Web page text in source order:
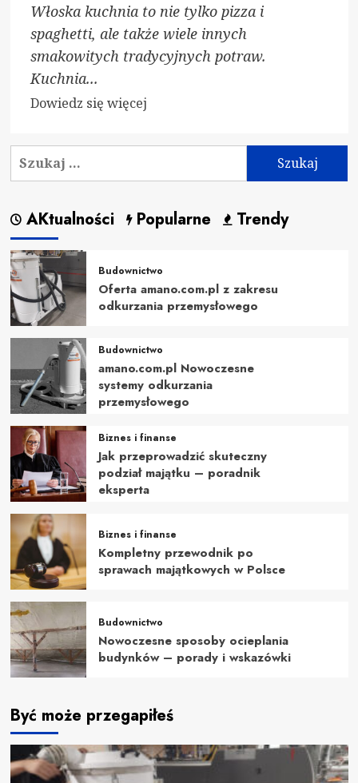
Włoska kuchnia to nie tylko pizza i
spaghetti, ale także wiele innych
smakowitych tradycyjnych potraw.
Kuchnia...
Dowiedz się więcejDowiedz
więcej
Tradycyjne
włoskiej
Szukaj:
AKtualności Popularne Trendy
Budownictwo
Oferta amano.com.pl z zakresu
odkurzania przemysłowego
Budownictwo
amano.com.pl Nowoczesne
systemy odkurzania
przemysłowego
Biznes i finanse
Jak przeprowadzić skuteczny
podział majątku – poradnik
eksperta
Biznes i finanse
Kompletny przewodnik po
sprawach majątkowych w Polsce
Budownictwo
Nowoczesne sposoby ocieplania
budynków – porady i wskazówki
Być może przegapiłeś